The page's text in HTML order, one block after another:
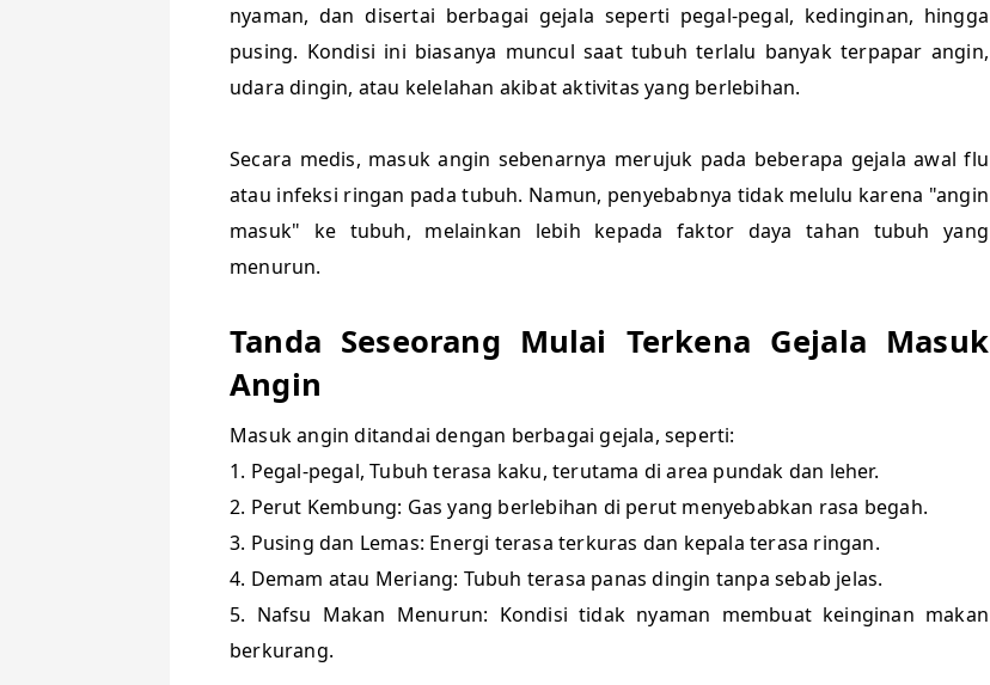
nyaman, dan disertai berbagai gejala seperti pegal-pegal, kedinginan, hingga
pusing. Kondisi ini biasanya muncul saat tubuh terlalu banyak terpapar angin,
udara dingin, atau kelelahan akibat aktivitas yang berlebihan.
Secara medis, masuk angin sebenarnya merujuk pada beberapa gejala awal flu
atau infeksi ringan pada tubuh. Namun, penyebabnya tidak melulu karena "angin
masuk" ke tubuh, melainkan lebih kepada faktor daya tahan tubuh yang
menurun.
Tanda Seseorang Mulai Terkena Gejala Masuk
Angin
Masuk angin ditandai dengan berbagai gejala, seperti:
1. Pegal-pegal, Tubuh terasa kaku, terutama di area pundak dan leher.
2. Perut Kembung: Gas yang berlebihan di perut menyebabkan rasa begah.
3. Pusing dan Lemas: Energi terasa terkuras dan kepala terasa ringan.
4. Demam atau Meriang: Tubuh terasa panas dingin tanpa sebab jelas.
5. Nafsu Makan Menurun: Kondisi tidak nyaman membuat keinginan makan
berkurang.